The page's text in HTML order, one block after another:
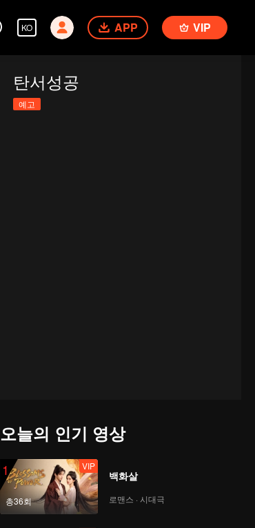
KO APP VIP
탄서성공
예고
오늘의 인기 영상
1
총36회
VIP
백화살
로맨스 · 시대극